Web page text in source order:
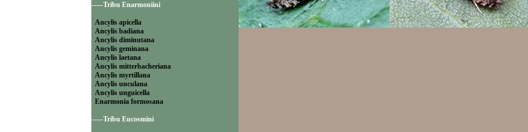
-----Tribu Enarmoniini
Ancylis apicella
Ancylis badiana
Ancylis diminutana
Ancylis geminana
Ancylis laetana
Ancylis mitterbacheriana
Ancylis myrtillana
Ancylis unculana
Ancylis unguicella
Enarmonia formosana
-----Tribu Eucosmini